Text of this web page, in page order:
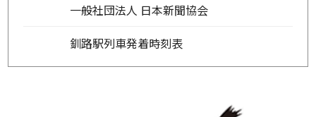
一般社団法人 日本新聞協会
釧路駅列車発着時刻表